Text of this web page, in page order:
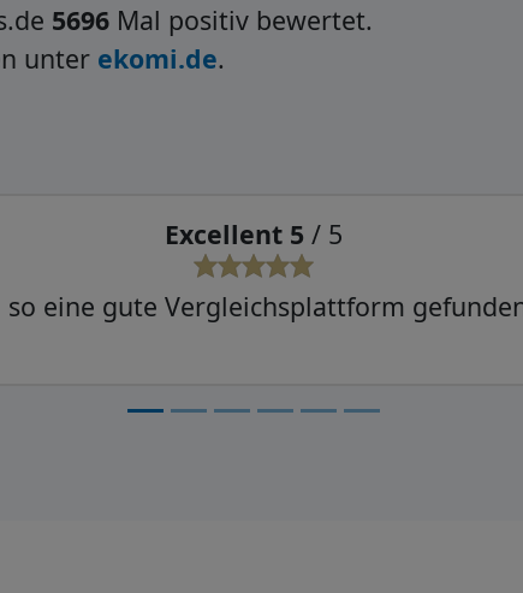
5696 Mal positiv bewertet.
unter ekomi.de.
Sehr gut 4/ 5
mal schauen, ob der Rest auch